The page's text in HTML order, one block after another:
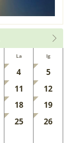
La Ig
4
5
11
12
18
19
25
26